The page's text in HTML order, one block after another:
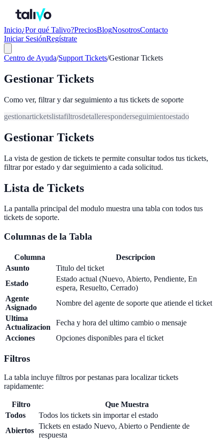
Inicio¿Por qué Talivo?PreciosBlogNosotrosContacto
Iniciar SesiónRegístrate
Centro de Ayuda/Support Tickets/Gestionar Tickets
Gestionar Tickets
Como ver, filtrar y dar seguimiento a tus tickets de soporte
gestionarticketslistafiltrosdetalleresponderseguimientoestado
Gestionar Tickets
La vista de gestion de tickets te permite consultar todos tus tickets,
filtrar por estado y dar seguimiento a cada solicitud.
Lista de Tickets
La pantalla principal del modulo muestra una tabla con todos tus
tickets de soporte.
Columnas de la Tabla
Columna
Descripcion
Asunto
Titulo del ticket
Estado
Estado actual (Nuevo, Abierto, Pendiente, En
espera, Resuelto, Cerrado)
Agente
Asignado
Nombre del agente de soporte que atiende el ticket
Ultima
Actualizacion
Fecha y hora del ultimo cambio o mensaje
Acciones
Opciones disponibles para el ticket
Filtros
La tabla incluye filtros por pestanas para localizar tickets
rapidamente:
Filtro
Que Muestra
Todos
Todos los tickets sin importar el estado
Abiertos
Tickets en estado Nuevo, Abierto o Pendiente de
respuesta